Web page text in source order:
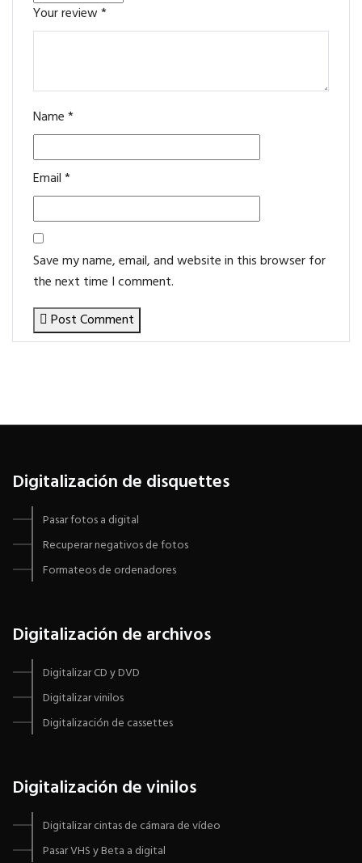
Your review*
Name*
Email*
Save my name, email, and website in this browser for
the next time I comment.
Post Comment
Digitalización de disquettes
Pasar fotos a digital
Recuperar negativos de fotos
Formateos de ordenadores
Digitalización de archivos
Digitalizar CD y DVD
Digitalizar vinilos
Digitalización de cassettes
Digitalización de vinilos
Digitalizar cintas de cámara de vídeo
Pasar VHS y Beta a digital